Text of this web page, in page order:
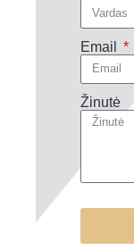
Email
Žinutė